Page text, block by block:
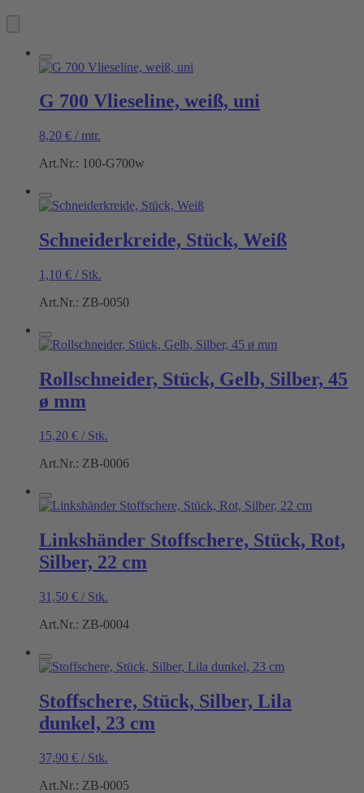
G 700 Vlieseline, weiß, uni
8,20 € / mtr.
Art.Nr.: 100-G700w
Schneiderkreide, Stück, Weiß
1,10 € / Stk.
Art.Nr.: ZB-0050
Rollschneider, Stück, Gelb, Silber, 45
ø mm
15,20 € / Stk.
Art.Nr.: ZB-0006
Linkshänder Stoffschere, Stück, Rot,
Silber, 22 cm
31,50 € / Stk.
Art.Nr.: ZB-0004
Stoffschere, Stück, Silber, Lila
dunkel, 23 cm
37,90 € / Stk.
Art.Nr.: ZB-0005